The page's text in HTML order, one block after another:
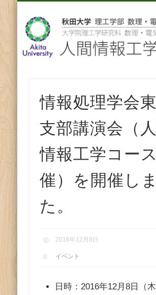
情報処理学会
支部講演会（
情報工学コー
催）を開催し
た。
2016年12月8日
イベント
日時：2016年12月8日（木